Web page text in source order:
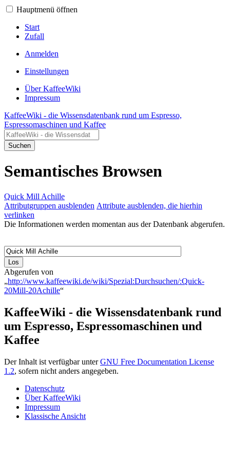
Hauptmenü öffnen
Start
Zufall
Anmelden
Einstellungen
Über KaffeeWiki
Impressum
KaffeeWiki - die Wissensdatenbank rund um Espresso,
Espressomaschinen und Kaffee
Suchen
Semantisches Browsen
Quick Mill Achille
Attributgruppen ausblenden Attribute ausblenden, die hierhin
verlinken
Die Informationen werden momentan aus der Datenbank abgerufen.
Abgerufen von
„http://www.kaffeewiki.de/wiki/Spezial:Durchsuchen/:Quick-
20Mill-20Achille“
KaffeeWiki - die Wissensdatenbank rund
um Espresso, Espressomaschinen und
Kaffee
Der Inhalt ist verfügbar unterGNU Free Documentation License
1.2, sofern nicht anders angegeben.
Datenschutz
Über KaffeeWiki
Impressum
Klassische Ansicht